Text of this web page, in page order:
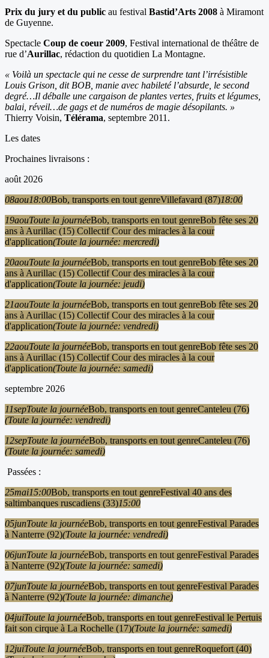
Prix du jury et du public au festival Bastid’Arts 2008 à Miramont
de Guyenne.
Spectacle Coup de coeur 2009, Festival international de théâtre de
rue d’Aurillac, rédaction du quotidien La Montagne.
« Voilà un spectacle qui ne cesse de surprendre tant l’irrésistible
Louis Grison, dit BOB, manie avec habileté l’absurde, le second
degré…Il déballe une cargaison de plantes vertes, fruits et légumes,
balai, réveil…de gags et de numéros de magie désopilants. »
Thierry Voisin, Télérama, septembre 2011.
Les dates
Prochaines livraisons :
août 2026
08aou18:00Bob, transports en tout genreVillefavard (87)18:00
19aouToute la journéeBob, transports en tout genreBob fête ses 20
ans à Aurillac (15) Collectif Cour des miracles à la cour
d'application(Toute la journée: mercredi)
20aouToute la journéeBob, transports en tout genreBob fête ses 20
ans à Aurillac (15) Collectif Cour des miracles à la cour
d'application(Toute la journée: jeudi)
21aouToute la journéeBob, transports en tout genreBob fête ses 20
ans à Aurillac (15) Collectif Cour des miracles à la cour
d'application(Toute la journée: vendredi)
22aouToute la journéeBob, transports en tout genreBob fête ses 20
ans à Aurillac (15) Collectif Cour des miracles à la cour
d'application(Toute la journée: samedi)
septembre 2026
11sepToute la journéeBob, transports en tout genreCanteleu (76)
(Toute la journée: vendredi)
12sepToute la journéeBob, transports en tout genreCanteleu (76)
(Toute la journée: samedi)
Passées :
25mai15:00Bob, transports en tout genreFestival 40 ans des
saltimbanques ruscadiens (33)15:00
05junToute la journéeBob, transports en tout genreFestival Parades
à Nanterre (92)(Toute la journée: vendredi)
06junToute la journéeBob, transports en tout genreFestival Parades
à Nanterre (92)(Toute la journée: samedi)
07junToute la journéeBob, transports en tout genreFestival Parades
à Nanterre (92)(Toute la journée: dimanche)
04juiToute la journéeBob, transports en tout genreFestival le Pertuis
fait son cirque à La Rochelle (17)(Toute la journée: samedi)
12juiToute la journéeBob, transports en tout genreRoquefort (40)